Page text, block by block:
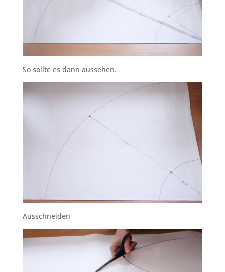
So sollte es dann aussehen.
Ausschneiden